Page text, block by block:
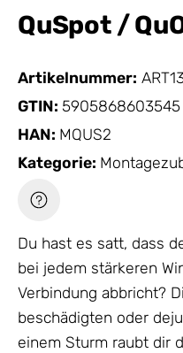
QuSpot /
Artikelnummer:
GTIN: 5905868603545
HAN: MQUS2
Kategorie:
Du hast es satt, dass
bei jedem stärkeren
Verbindung abbricht?
beschädigten oder
einem Sturm raubt dir